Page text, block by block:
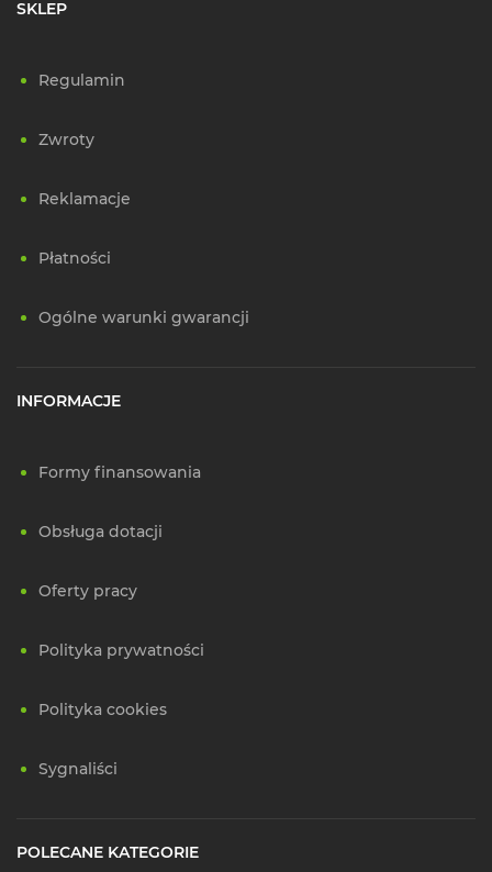
SKLEP
Regulamin
Zwroty
Reklamacje
Płatności
Ogólne warunki gwarancji
INFORMACJE
Formy finansowania
Obsługa dotacji
Oferty pracy
Polityka prywatności
Polityka cookies
Sygnaliści
POLECANE KATEGORIE